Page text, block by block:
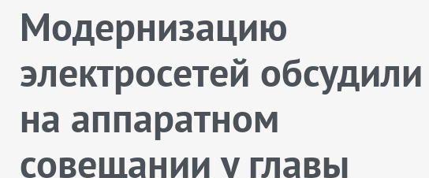
Модернизацию
электросетей обсудили
на аппаратном
совещании у главы